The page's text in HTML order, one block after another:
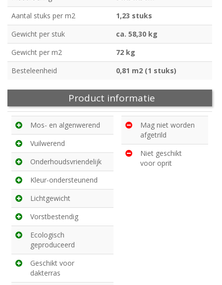
Aantal stuks per m2
1,23 stuks
Gewicht per stuk
ca. 58,30 kg
Gewicht per m2
72 kg
Besteleenheid
0,81 m2 (1 stuks)
Product informatie
Mos- en algenwerend
Vuilwerend
Onderhoudsvriendelijk
Kleur-ondersteunend
Lichtgewicht
Vorstbestendig
Ecologisch
geproduceerd
Geschikt voor
dakterras
Mag niet worden
afgetrild
Niet geschikt
voor oprit